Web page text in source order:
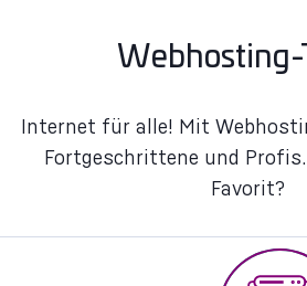
Webhosting-
Internet für alle! Mit
Fortgeschrittene und
Favorit?